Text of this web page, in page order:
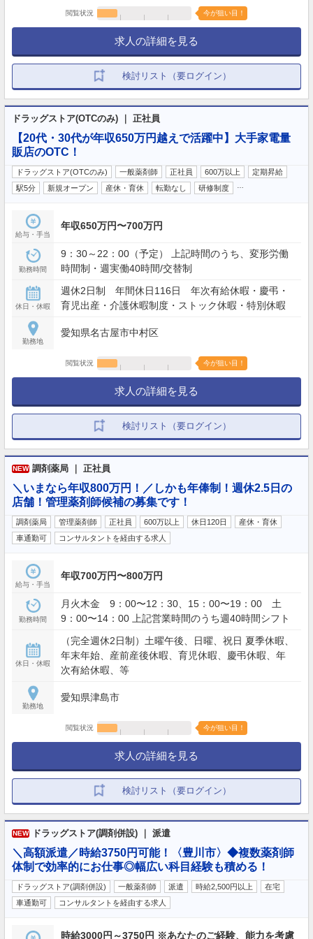
閲覧状況 今が狙い目！
求人の詳細を見る
検討リスト（要ログイン）
ドラッグストア(OTCのみ) ｜ 正社員
【20代・30代が年収650万円越えで活躍中】大手家電量
販店のOTC！
ドラッグストア(OTCのみ) 一般薬剤師 正社員 600万以上
定期昇給
駅5分
新規オープン 産休・育休 転勤なし 研修制度
給与・手当
年収650万円〜700万円
勤務時間
9：30～22：00（予定） 上記時間のうち、変形労働
時間制・週実働40時間/交替制
休日・休暇
週休2日制 年間休日116日 年次有給休暇・慶弔・
育児出産・介護休暇制度・ストック休暇・特別休暇
勤務地
愛知県名古屋市中村区
閲覧状況 今が狙い目！
求人の詳細を見る
検討リスト（要ログイン）
NEW 調剤薬局 ｜ 正社員
＼いまなら年収800万円！／しかも年俸制！週休2.5日の
店舗！管理薬剤師候補の募集です！
調剤薬局 管理薬剤師 正社員 600万以上 休日120日
産休・育休
車通勤可
コンサルタントを経由する求人
給与・手当
年収700万円〜800万円
勤務時間
月火木金 9：00〜12：30、15：00〜19：00 土
9：00〜14：00 上記営業時間のうち週40時間シフト
休日・休暇
（完全週休2日制）土曜午後、日曜、祝日 夏季休暇、
年末年始、産前産後休暇、育児休暇、慶弔休暇、年
次有給休暇、等
勤務地
愛知県津島市
閲覧状況 今が狙い目！
求人の詳細を見る
検討リスト（要ログイン）
NEW ドラッグストア(調剤併設) ｜ 派遣
＼高額派遣／時給3750円可能！〈豊川市〉◆複数薬剤師
体制で効率的にお仕事◎幅広い科目経験も積める！
ドラッグストア(調剤併設) 一般薬剤師 派遣 時給2,500円以上
在宅
車通勤可
コンサルタントを経由する求人
時給3000円～3750円 ※あなたのご経験、能力を考慮